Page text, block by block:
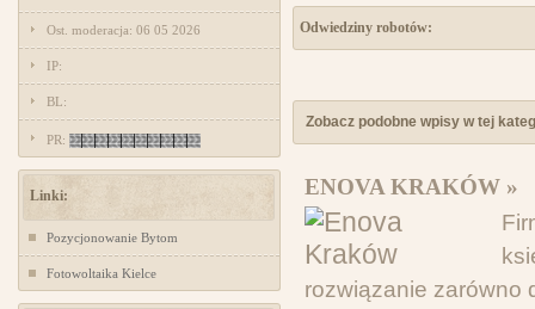
Ost. moderacja: 06 05 2026
IP:
BL:
PR:
Linki:
Pozycjonowanie Bytom
Fotowoltaika Kielce
Odwiedziny robotów:
Zobacz podobne wpisy w tej
ENOVA KRAKÓW »
rozwiązanie zarówno